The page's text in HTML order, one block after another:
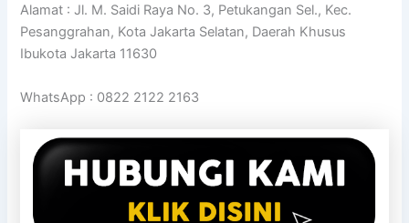
Alamat : Jl. M. Saidi Raya No. 3, Petukangan Sel., Kec.
Pesanggrahan, Kota Jakarta Selatan, Daerah Khusus
Ibukota Jakarta 11630
WhatsApp : 0822 2122 2163